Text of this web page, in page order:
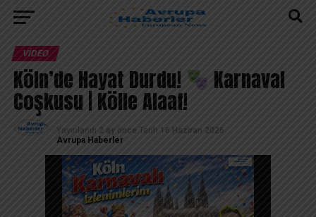
VIDEO
Köln’de Hayat Durdu! Karnaval
Coşkusu | Kölle Alaaf!
Yayınlandı 2 ay önce Tarih
16 Haziran 2026
Avrupa Haberler